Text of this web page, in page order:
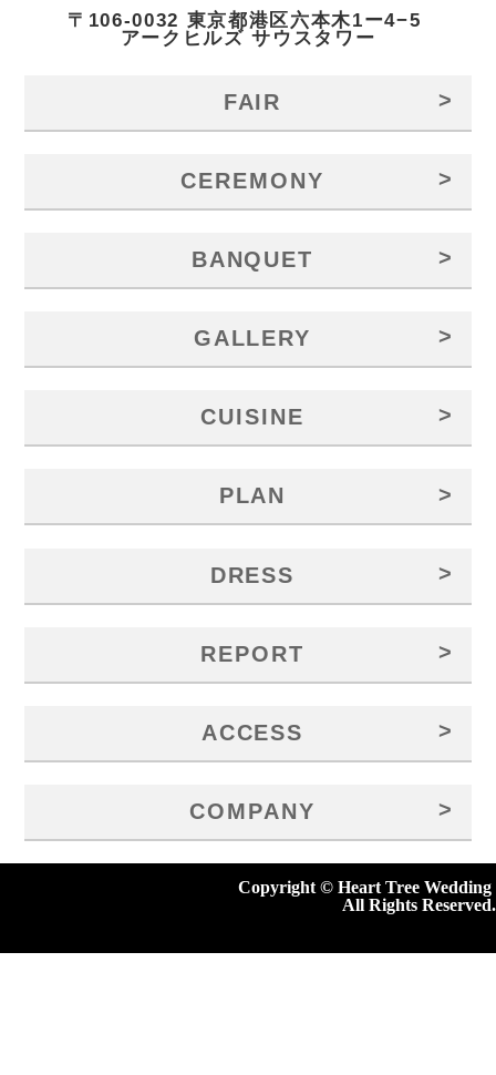
〒106-0032 東京都港区六本木1ー4−5
アークヒルズ サウスタワー
FAIR >
CEREMONY >
BANQUET >
GALLERY >
CUISINE >
PLAN >
DRESS >
REPORT >
ACCESS >
COMPANY >
Copyright © Heart Tree Wedding
All Rights Reserved.